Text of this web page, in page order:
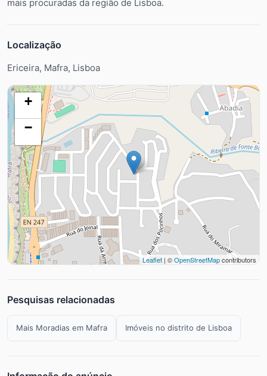
mais procuradas da região de Lisboa.
Localização
Ericeira, Mafra, Lisboa
+
−
Leaflet | ©OpenStreetMapcontributors
Pesquisas relacionadas
Mais Moradias em Mafra Imóveis no distrito de Lisboa